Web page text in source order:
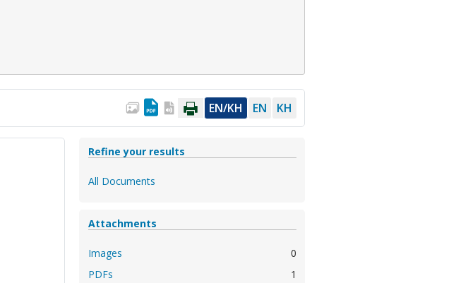
EN/KH EN KH
Refine your results
All Documents
Attachments
Images
0
PDFs
1